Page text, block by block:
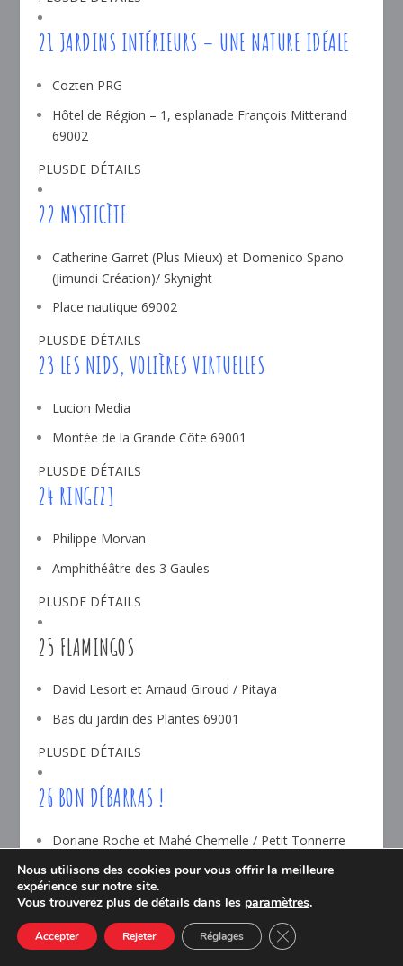
21 JARDINS INTÉRIEURS – UNE NATURE IDÉALE
Cozten PRG
Hôtel de Région – 1, esplanade François Mitterand
69002
PLUSDE DÉTAILS
22 MYSTICÈTE
Catherine Garret (Plus Mieux) et Domenico Spano
(Jimundi Création)/ Skynight
Place nautique 69002
PLUSDE DÉTAILS
23 LES NIDS, VOLIÈRES VIRTUELLES
Lucion Media
Montée de la Grande Côte 69001
PLUSDE DÉTAILS
24 RING[Z]
Philippe Morvan
Amphithéâtre des 3 Gaules
PLUSDE DÉTAILS
25 FLAMINGOS
David Lesort et Arnaud Giroud / Pitaya
Bas du jardin des Plantes 69001
PLUSDE DÉTAILS
26 BON DÉBARRAS !
Doriane Roche et Mahé Chemelle / Petit Tonnerre
Espace végétal de la Montée de l’Amphithéâtre
69001
PLUSDE DÉTAILS
Nous utilisons des cookies pour vous offrir la meilleure
expérience sur notre site.
Vous trouverez plus de détails dans les paramètres.
Accepter Rejeter Réglages CLOSE GDPR